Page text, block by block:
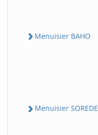
Menuisier BAHO
Menuisier SOREDE